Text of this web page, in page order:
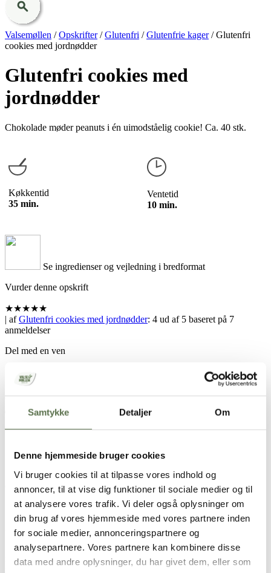
Samtykke Detaljer Om
Denne hjemmeside bruger cookies
Vi bruger cookies til at tilpasse vores indhold og
annoncer, til at vise dig funktioner til sociale medier og til
at analysere vores trafik. Vi deler også oplysninger om
din brug af vores hjemmeside med vores partnere inden
for sociale medier, annonceringspartnere og
analysepartnere. Vores partnere kan kombinere disse
data med andre oplysninger, du har givet dem, eller som
Valsemøllen /Opskrifter/Glutenfri /Glutenfrie kager/Glutenfri
cookies med jordnødder
Glutenfri cookies med
jordnødder
Chokolade møder peanuts i én uimodståelig cookie! Ca. 40 stk.
Køkkentid
35 min.
Ventetid
10 min.
Se ingredienser og vejledning i bredformat
Vurder denne opskrift
★★★★★
| afGlutenfri cookies med jordnødder: 4 ud af 5 baseret på 7
anmeldelser
Del med en ven
Hold skærmen tændt
Opskrift
ca. 40 stk.
100 g smør eller margarine
1 ½ dl flormelis
3/4 dl sukker
1 æg
150 g (ca. 2 ½ dl)Finax Glutenfri Melmix
½ spsk. kakao